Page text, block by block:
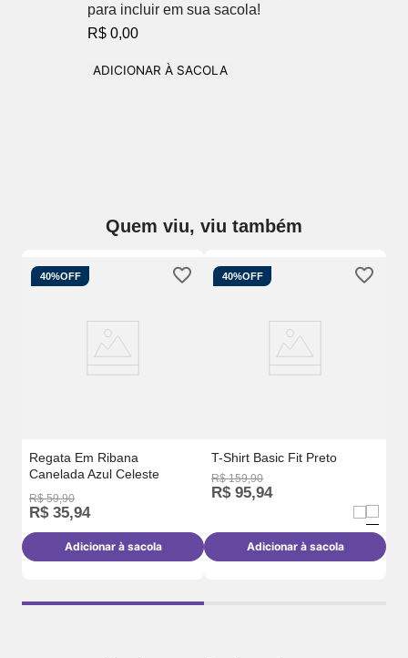
para incluir em sua sacola!
R$ 0,00
ADICIONAR À SACOLA
Quem viu, viu também
40%OFF
Regata Em Ribana
Canelada Azul Celeste
R$ 59,90
R$ 35,94
Adicionar à sacola
40%OFF
T-Shirt Basic Fit Preto
R$ 159,90
R$ 95,94
Adicionar à sacola